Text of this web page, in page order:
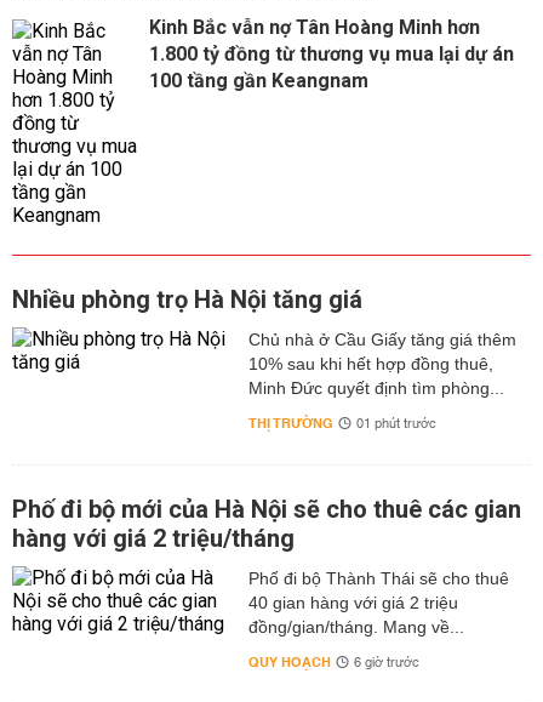
Kinh Bắc vẫn nợ Tân Hoàng Minh hơn
1.800 tỷ đồng từ thương vụ mua lại dự án
100 tầng gần Keangnam
Nhiều phòng trọ Hà Nội tăng giá
Chủ nhà ở Cầu Giấy tăng giá thêm
10% sau khi hết hợp đồng thuê,
Minh Đức quyết định tìm phòng...
THỊ TRƯỜNG 01 phút trước
Phố đi bộ mới của Hà Nội sẽ cho thuê các gian
hàng với giá 2 triệu/tháng
Phố đi bộ Thành Thái sẽ cho thuê
40 gian hàng với giá 2 triệu
đồng/gian/tháng. Mang về...
QUY HOẠCH 6 giờ trước